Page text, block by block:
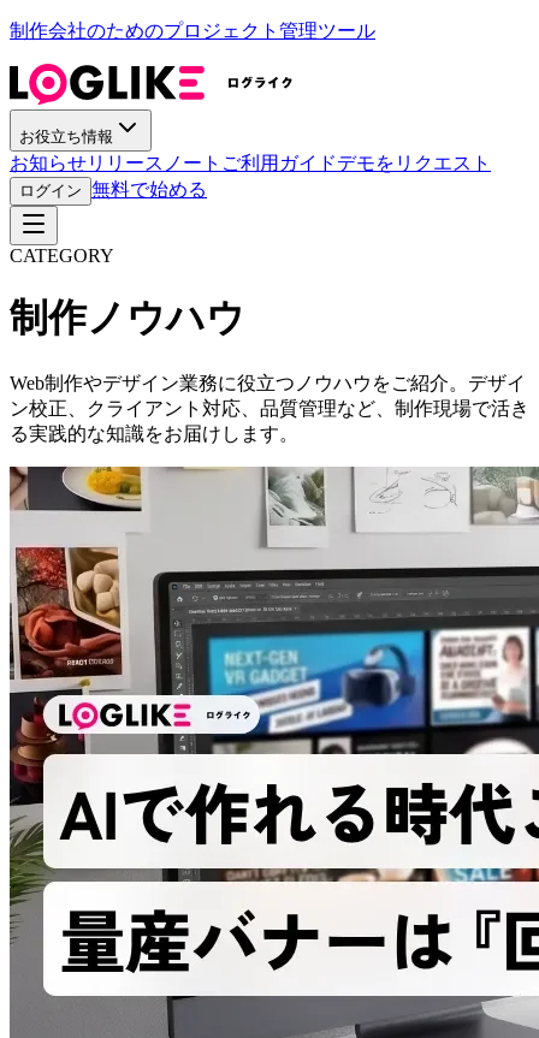
制作会社のためのプロジェクト管理ツール
お役立ち情報
お知らせリリースノート ご利用ガイドデモをリクエスト
ログイン 無料で始める
CATEGORY
制作ノウハウ
Web制作やデザイン業務に役立つノウハウをご紹介。デザイ
ン校正、クライアント対応、品質管理など、制作現場で活き
る実践的な知識をお届けします。